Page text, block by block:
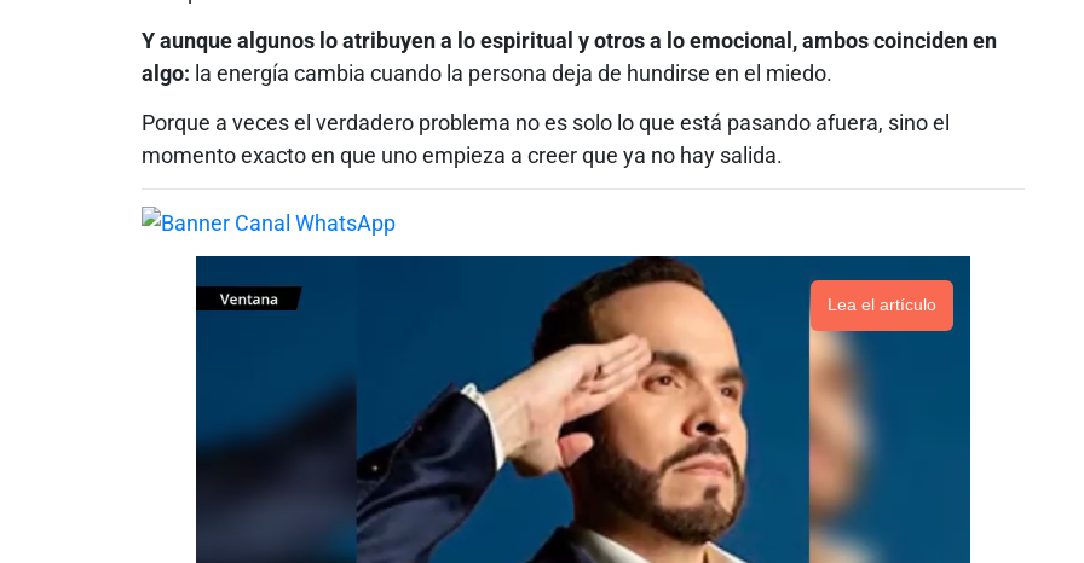
Y aunque algunos lo atribuyen a lo espiritual y otros a lo emocional, ambos coinciden en
algo: la energía cambia cuando la persona deja de hundirse en el miedo.
Porque a veces el verdadero problema no es solo lo que está pasando afuera, sino el
momento exacto en que uno empieza a creer que ya no hay salida.
Lea el artículo